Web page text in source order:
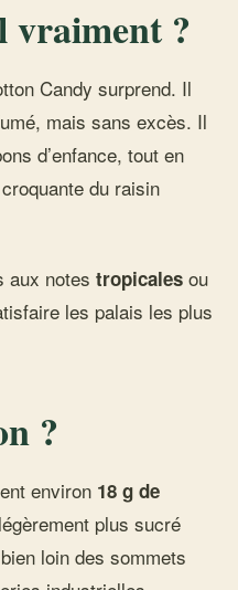
vraiment ?
Candy surprend. Il
mais sans excès. Il
d’enfance, tout en
du raisin
aux notes tropicales ou
les palais les plus
?
environ 18 g de
plus sucré
loin des sommets